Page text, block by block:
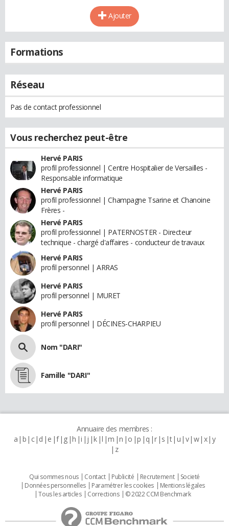
Ajouter
Formations
Réseau
Pas de contact professionnel
Vous recherchez peut-être
Hervé PARIS
profil professionnel | Centre Hospitalier de Versailles -
Responsable informatique
Hervé PARIS
profil professionnel | Champagne Tsarine et Chanoine
Frères -
Hervé PARIS
profil professionnel | PATERNOSTER - Directeur
technique - chargé d'affaires - conducteur de travaux
Hervé PARIS
profil personnel | ARRAS
Hervé PARIS
profil personnel | MURET
Hervé PARIS
profil personnel | DÉCINES-CHARPIEU
Nom "DARI"
Famille "DARI"
Annuaire des membres :
a b c d e f g h i j k l m n o p q r s t u v w x y
z
Qui sommes nous Contact Publicité Recrutement
Societé
Données personnelles
Paramétrer les cookies
Mentions légales
Tous les articles
Corrections © 2022 CCM Benchmark